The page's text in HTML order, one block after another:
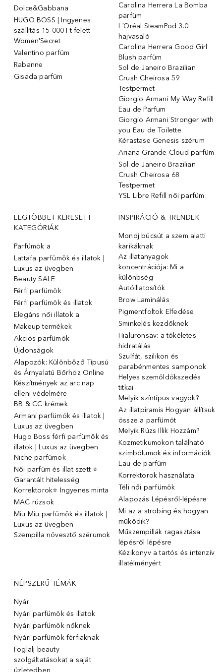
Dolce&Gabbana
HUGO BOSS | Ingyenes
szállítás 15 000 Ft felett
Women'Secret
Valentino parfüm
Rabanne
Gisada parfüm
Carolina Herrera La Bomba
parfüm
L´Oréal SteamPod 3.0
hajvasaló
Carolina Herrera Good Girl
Blush parfüm
Sol de Janeiro Brazilian
Crush Cheirosa 59
Testpermet
Giorgio Armani My Way Refill
Eau de Parfum
Giorgio Armani Stronger with
you Eau de Toilette
Kérastase Genesis szérum
Ariana Grande Cloud parfüm
Sol de Janeiro Brazilian
Crush Cheirosa 68
Testpermet
YSL Libre Refill női parfüm
LEGTÖBBET KERESETT
KATEGÓRIÁK
Parfümök ️a
Lattafa parfümök és illatok |
Luxus az üvegben
Beauty SALE
Férfi parfümök
Férfi parfümök és illatok
Elegáns női illatok ️a
Makeup termékek
Akciós parfümök
Újdonságok
Alapozók: Különböző Típusú
és Árnyalatú Bőrhöz Online
Készítmények az arc nap
elleni védelmére
BB & CC krémek
Armani parfümök és illatok |
Luxus az üvegben
Hugo Boss férfi parfümök és
illatok | Luxus az üvegben
Niche parfümok
Női parfüm és illat szett ⭐
Garantált hitelesség
Korrektorok⭐ Ingyenes minta
MAC rúzsok
Miu Miu parfümök és illatok |
Luxus az üvegben
Szempilla növesztő szérumok
INSPIRÁCIÓ & TRENDEK
Mondj búcsút a szem alatti
karikáknak
Az illatanyagok
koncentrációja: Mi a
különbség
Autóillatosítók
Brow Laminálás
Pigmentfoltok Elfedése
Sminkelés kezdőknek
Hialuronsav: a tökéletes
hidratálás
Szulfát, szilikon és
parabénmentes samponok
Helyes szemöldökszedés
titkai
Melyik színtípus vagyok?
Az illatpiramis Hogyan állítsuk
össze a parfümöt
Melyik Rúzs Illik Hozzám?
Kozmetikumokon található
szimbólumok és információk
Eau de parfüm
Korrektorok használata
Téli női parfümök
Alapozás Lépésről-lépésre
Mi az a strobing és hogyan
működik?
Műszempillák ragasztása
lépésről lépésre
Kézikönyv a tartós és intenzív
illatélményért
NÉPSZERŰ TÉMÁK
Nyár
Nyári parfümök és illatok
Nyári parfümök nőknek
Nyári parfümök férfiaknak
Foglalj beauty
szolgáltatásokat a saját
üzletedben